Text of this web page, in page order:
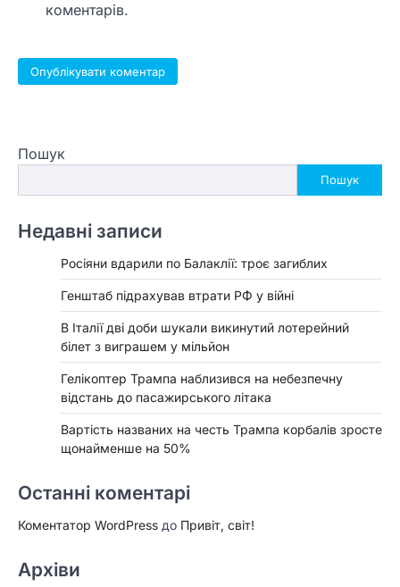
коментарів.
Пошук
Пошук
Недавні записи
Росіяни вдарили по Балаклії: троє загиблих
Генштаб підрахував втрати РФ у війні
В Італії дві доби шукали викинутий лотерейний
білет з виграшем у мільйон
Гелікоптер Трампа наблизився на небезпечну
відстань до пасажирського літака
Вартість названих на честь Трампа корбалів зросте
щонайменше на 50%
Останні коментарі
Коментатор WordPress до Привіт, світ!
Архіви